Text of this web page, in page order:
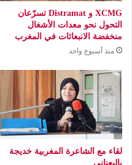
XCMG و Distramat تسرّعان
التحول نحو معدات الأشغال
منخفضة الانبعاثات في المغرب
منذ أسبوع واحد
لقاء مع الشاعرة المغربية خديجة
بالبعناني